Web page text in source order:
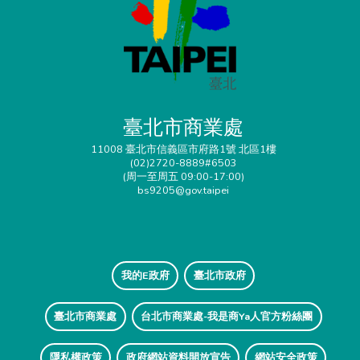
臺北市商業處
11008 臺北市信義區市府路1號 北區1樓
(02)2720-8889#6503
(周一至周五 09:00-17:00)
bs9205@gov.taipei
我的E政府 臺北市政府
臺北市商業處 台北市商業處-我是商Ya人官方粉絲團